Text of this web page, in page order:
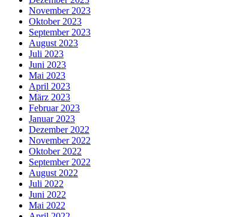
November 2023
Oktober 2023
September 2023
August 2023
Juli 2023
Juni 2023
Mai 2023
April 2023
März 2023
Februar 2023
Januar 2023
Dezember 2022
November 2022
Oktober 2022
September 2022
August 2022
Juli 2022
Juni 2022
Mai 2022